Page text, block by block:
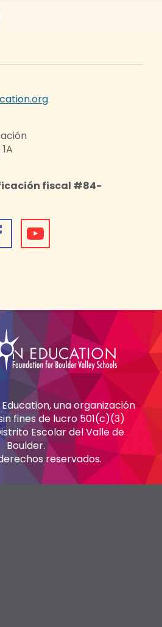
fiscal #84-
una organización
fines de lucro 501(c)(3)
Escolar del Valle de
Boulder.
reservados.